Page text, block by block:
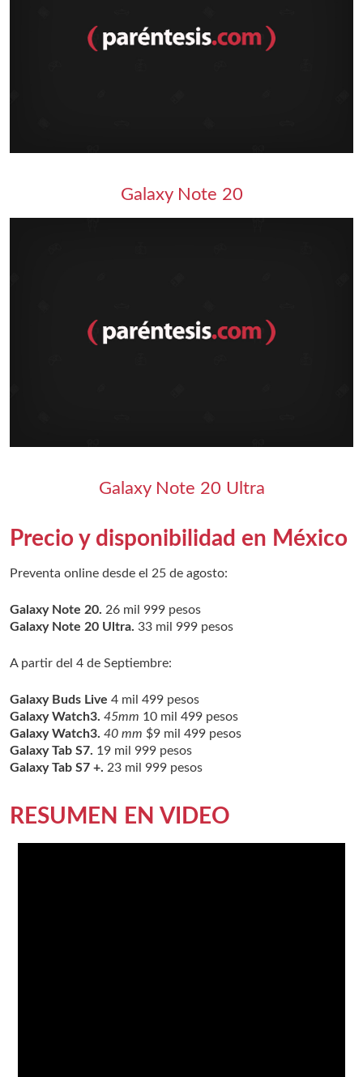
Galaxy Note 20
Galaxy Note 20 Ultra
Precio y disponibilidad en México
Preventa online desde el 25 de agosto:
Galaxy Note 20. 26 mil 999 pesos
Galaxy Note 20 Ultra. 33 mil 999 pesos
A partir del 4 de Septiembre:
Galaxy Buds Live 4 mil 499 pesos
Galaxy Watch3. 45mm 10 mil 499 pesos
Galaxy Watch3. 40 mm $9 mil 499 pesos
Galaxy Tab S7. 19 mil 999 pesos
Galaxy Tab S7 +. 23 mil 999 pesos
RESUMEN EN VIDEO